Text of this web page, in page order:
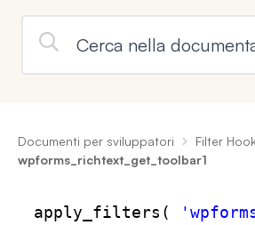
Documenti per sviluppatori
Filter
wpforms_richtext_get_toolbar1
apply_filters(